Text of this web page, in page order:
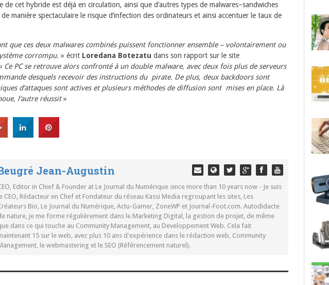
de cet hybride est déjà en circulation, ainsi que d’autres types de malwares–sandwiches
manière spectaculaire le risque d’infection des ordinateurs et ainsi accentuer le taux de
que ces deux malwares combinés puissent fonctionner ensemble – volontairement ou
corrompu. » écrit Loredana Botezatu dans son rapport sur le site
Ce PC se retrouve alors confronté à un double malware, avec deux fois plus de serveurs
desquels recevoir des instructions du pirate. De plus, deux backdoors sont
d’attaques sont actives et plusieurs méthodes de diffusion sont mises en place. Là
l’autre réussit»
Jean-Augustin
Editor in Chief & Founder at Le Journal du Numérique since more than 10 years now - Je suis
le CEO, Rédacteur en Chef et Fondateur du réseau Kassi Media regroupant les sites, Les
Bio, Le Journal du Numérique, Actu-Gamer, ZoneWP et Journal-Foot.com. Autodidacte
nature, je me forme régulièrement dans le Marketing Digital, la gestion de projet, de même
dans ce qui touche au Community Management, au Developpement Web. Cela fait
15 sur le web, avec plus 10 ans d'expérience dans le rédaction web, Community
le webmastering et le SEO (Référencement naturel).